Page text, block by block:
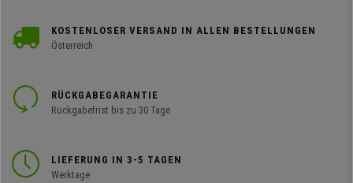
KOSTENLOSER VERSAND IN ALLEN BESTELLUNGEN
Österreich
RÜCKGABEGARANTIE
Rückgabefrist bis zu 30 Tage
LIEFERUNG IN 3-5 TAGEN
Werktage